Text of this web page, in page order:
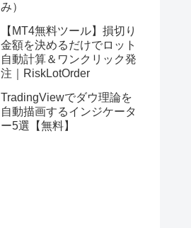
み）
【MT4無料ツール】損切り
金額を決めるだけでロット
自動計算＆ワンクリック発
注｜RiskLotOrder
TradingViewでダウ理論を
自動描画するインジケータ
ー5選【無料】